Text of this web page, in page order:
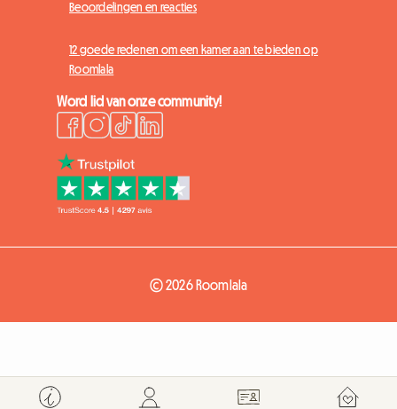
Beoordelingen en reacties
12 goede redenen om een kamer aan te bieden op
Roomlala
Word lid van onze community!
© 2026 Roomlala